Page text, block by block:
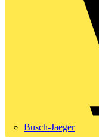
Busch-Jaeger